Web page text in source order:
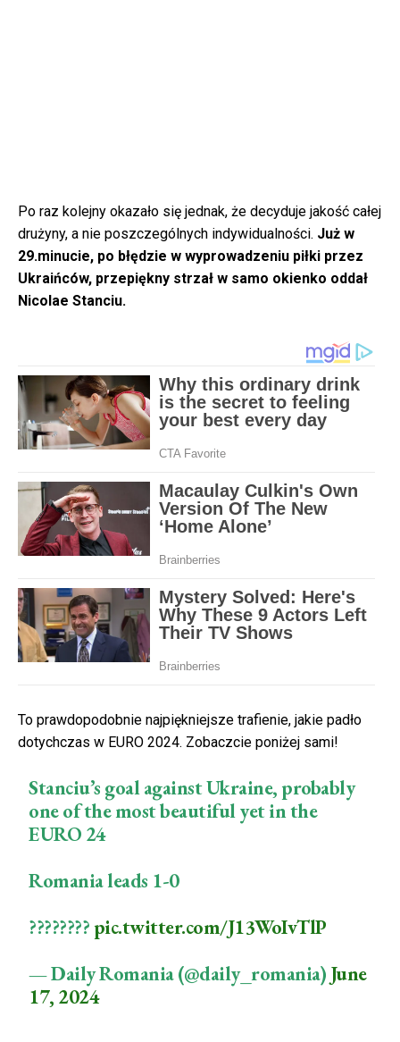
Po raz kolejny okazało się jednak, że decyduje jakość całej
drużyny, a nie poszczególnych indywidualności. Już w
29.minucie, po błędzie w wyprowadzeniu piłki przez
Ukraińców, przepiękny strzał w samo okienko oddał
Nicolae Stanciu.
To prawdopodobnie najpiękniejsze trafienie, jakie padło
dotychczas w EURO 2024. Zobaczcie poniżej sami!
Stanciu’s goal against Ukraine, probably
one of the most beautiful yet in the
EURO 24
Romania leads 1-0
???????? pic.twitter.com/J13WoIvTlP
— Daily Romania (@daily_romania) June
17, 2024